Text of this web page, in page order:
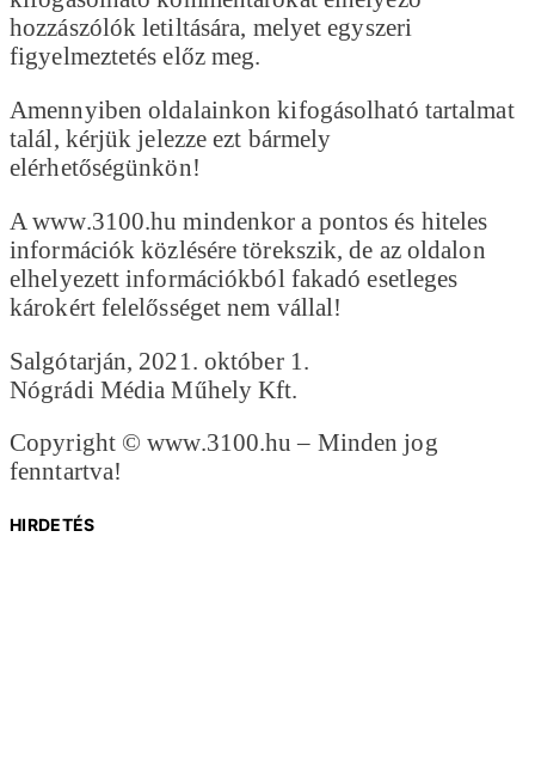
hozzászólók letiltására, melyet egyszeri
figyelmeztetés előz meg.
Amennyiben oldalainkon kifogásolható tartalmat
talál, kérjük jelezze ezt bármely
elérhetőségünkön!
A www.3100.hu mindenkor a pontos és hiteles
információk közlésére törekszik, de az oldalon
elhelyezett információkból fakadó esetleges
károkért felelősséget nem vállal!
Salgótarján, 2021. október 1.
Nógrádi Média Műhely Kft.
Copyright © www.3100.hu – Minden jog
fenntartva!
HIRDETÉS